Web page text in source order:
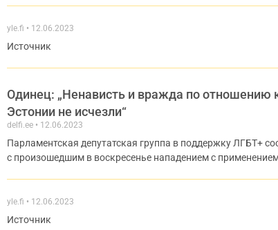
yle.fi 12.06.2023
Источник
Одинец: „Ненависть и вражда по отношению
Эстонии не исчезли“
delfi.ee 12.06.2023
Парламентская депутатская группа в поддержку ЛГБТ+
с произошедшим в воскресенье нападением с
yle.fi 12.06.2023
Источник